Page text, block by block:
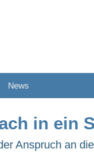
News
in ein
Anspruch an